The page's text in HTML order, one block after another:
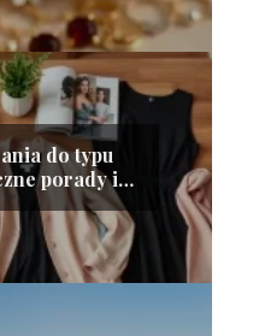
do typu
porady i